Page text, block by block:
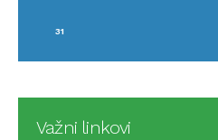
31
Važni linkovi